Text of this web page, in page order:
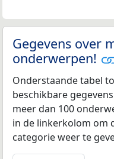
Gegevens over
onderwerpen!
Onderstaande tabel
beschikbare
meer dan 100
in de linkerkolom om
categorie weer te